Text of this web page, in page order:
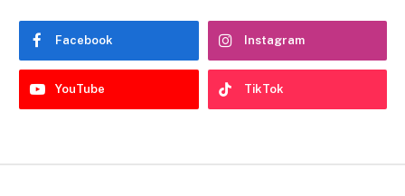
Facebook Instagram
YouTube TikTok